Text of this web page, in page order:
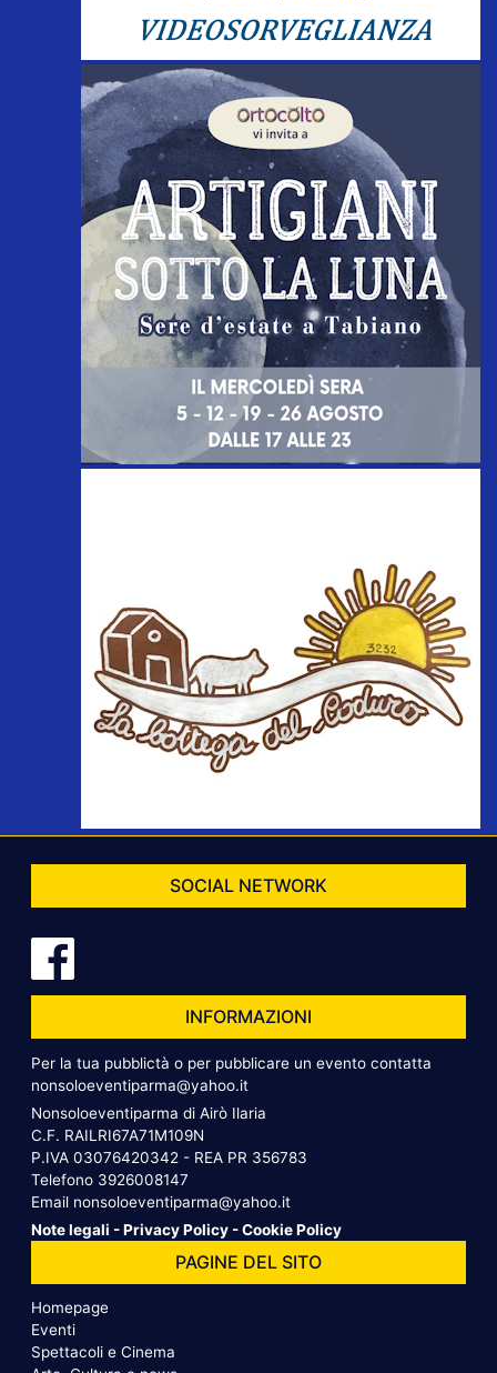
SOCIAL NETWORK
INFORMAZIONI
Per la tua pubblictà o per pubblicare un evento contatta
nonsoloeventiparma@yahoo.it
Nonsoloeventiparma di Airò Ilaria
C.F. RAILRI67A71M109N
P.IVA 03076420342 - REA PR 356783
Telefono 3926008147
Email nonsoloeventiparma@yahoo.it
Note legali -Privacy Policy -Cookie Policy
PAGINE DEL SITO
Homepage
Eventi
Spettacoli e Cinema